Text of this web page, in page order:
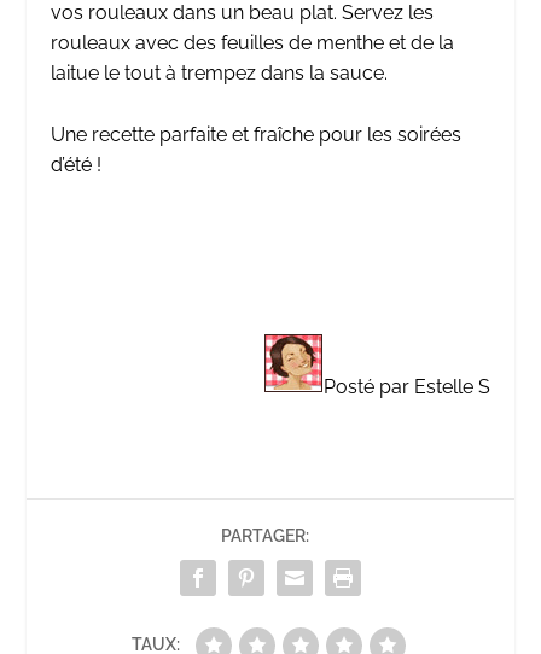
vos rouleaux dans un beau plat. Servez les
rouleaux avec des feuilles de menthe et de la
laitue le tout à trempez dans la sauce.
Une recette parfaite et fraîche pour les soirées
d’été !
Posté par Estelle S
PARTAGER:
TAUX: